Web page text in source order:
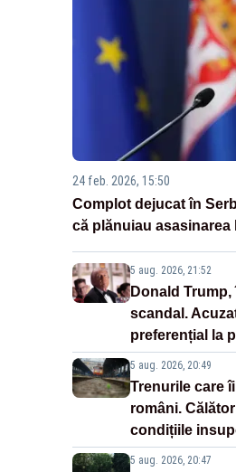
24 feb. 2026, 15:50
Complot dejucat în
că plănuiau asasinarea
5 aug. 2026, 21:52
Donald
scandal.
preferențial la
5 aug. 2026, 20:49
Trenurile care
români.
condițiile
5 aug. 2026, 20:47